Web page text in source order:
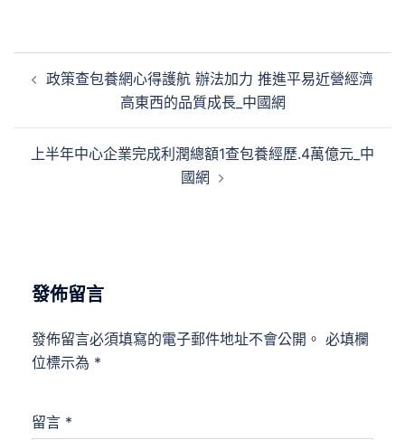
章
政策查包養網心得護航 辦法加力 推進平易近營經濟
高東西的品質成長_中國網
上半年中心企業完成利潤總額1查包養經歷.4萬億元_中
國網
發佈留言
發佈留言必須填寫的電子郵件地址不會公開。 必填欄
位標示為 *
留言 *